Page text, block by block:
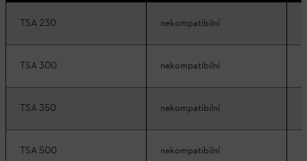
TSA 230 nekompatibilní
TSA 300 nekompatibilní
TSA 350 nekompatibilní
TSA 500 nekompatibilní